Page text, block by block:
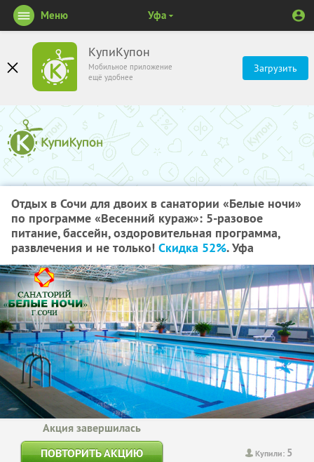
КупиКупон
Мобильное приложение
ещё удобнее
Загрузить
Меню Уфа
Отдых​ ​в​ ​Сочи​ ​для​ ​двоих​ ​в​ ​санатории​ ​«Белые​ ​ночи»​
​по​ ​программе​ ​​«Весенний​ ​кураж»: 5-разовое
питание, бассейн, оздоровительная программа,
развлечения и не только!​ ​ Скидка 52%. Уфа
Купили: 5
Акция завершилась
ПОВТОРИТЬ АКЦИЮ